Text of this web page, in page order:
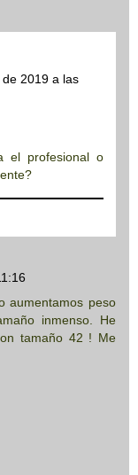
2019 a las
el profesional o
aumentamos peso
inmenso. He
tamaño 42 ! Me